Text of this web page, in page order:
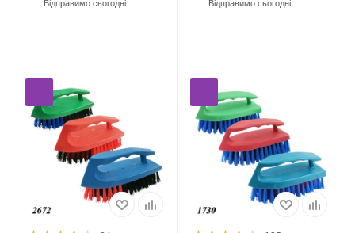
Відправимо сьогодні Відправимо сьогодні